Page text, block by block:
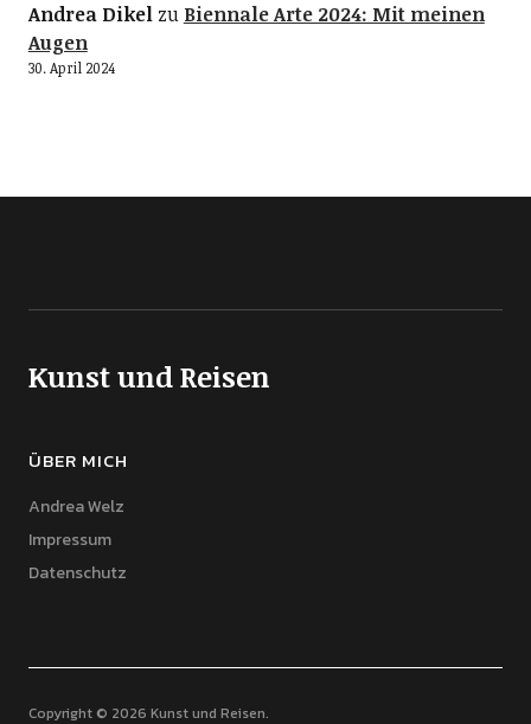
Andrea Dikelzu Biennale Arte 2024: Mit meinen
Augen
30. April 2024
Kunst und Reisen
ÜBER MICH
Andrea Welz
Impressum
Datenschutz
Copyright © 2026 Kunst und Reisen